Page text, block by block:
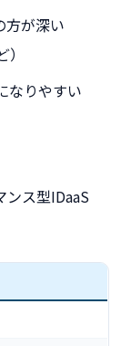
方が深い
なりやすい
ンス型IDaaS